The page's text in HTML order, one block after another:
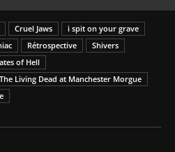
Cruel Jaws
i spit on your grave
Rétrospective
Shivers
of Hell
The Living Dead at Manchester Morgue